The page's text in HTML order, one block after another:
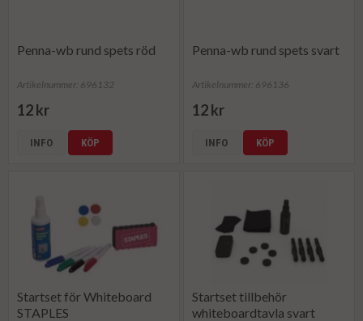
Penna-wb rund spets röd
Artikelnummer: 696132
12 kr
INFO KÖP
Penna-wb rund spets svart
Artikelnummer: 696136
12 kr
INFO KÖP
Startset för Whiteboard
STAPLES
Startset tillbehör
whiteboardtavla svart